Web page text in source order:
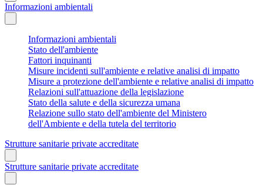
Informazioni ambientali
Informazioni ambientali
Stato dell'ambiente
Fattori inquinanti
Misure incidenti sull'ambiente e relative analisi di impatto
Misure a protezione dell'ambiente e relative analisi di impatto
Relazioni sull'attuazione della legislazione
Stato della salute e della sicurezza umana
Relazione sullo stato dell'ambiente del Ministero
dell'Ambiente e della tutela del territorio
Strutture sanitarie private accreditate
Strutture sanitarie private accreditate